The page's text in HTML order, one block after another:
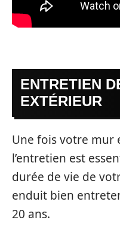
ENTRETIEN
EXTÉRIEUR
Une fois votre mur
l’entretien est
durée de vie de
enduit bien
20 ans.